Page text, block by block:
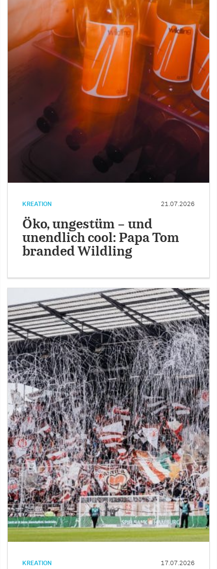
KREATION 21.07.2026
Öko, ungestüm – und
unendlich cool: Papa Tom
branded Wildling
KREATION 17.07.2026